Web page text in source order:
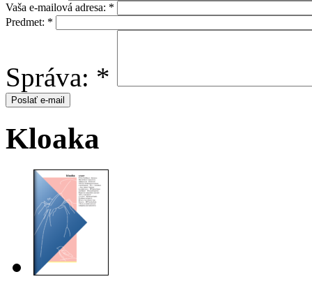
Vaša e-mailová adresa: *
Predmet: *
Správa: *
Kloaka